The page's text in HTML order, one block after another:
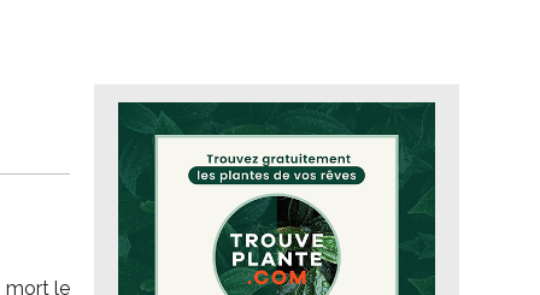
mort le